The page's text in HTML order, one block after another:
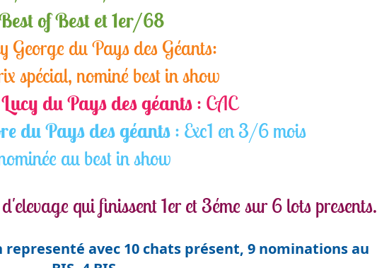
of Best et 1er/68
George du Pays des Géants:
spécial, nominé best in show
du Pays des géants : CAC
du Pays des géants: Exc1 en 3/6 mois
au best in show
qui finissent 1er et 3éme sur 6 lots presents.
avec 10 chats présent, 9 nominations au